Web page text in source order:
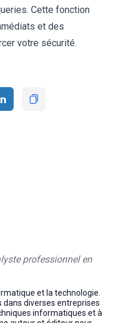
Cette fonction
et des
votre sécurité.
professionnel en
et la technologie.
dans diverses entreprises
informatiques et à